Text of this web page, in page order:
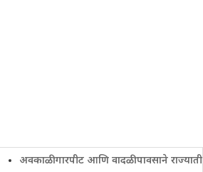
अवकाळी गारपीट आणि वादळी पावसाने राज्यातील